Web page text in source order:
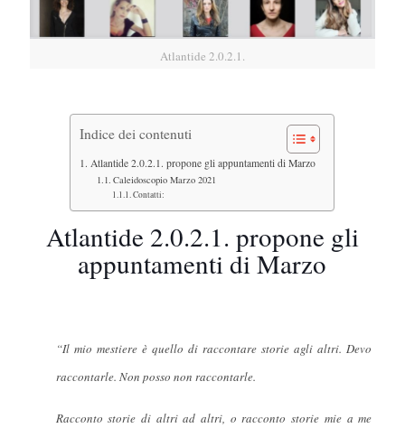
Atlantide 2.0.2.1.
Indice dei contenuti
Atlantide 2.0.2.1. propone gli appuntamenti di Marzo
Caleidoscopio Marzo 2021
Contatti:
Atlantide 2.0.2.1. propone gli
appuntamenti di Marzo
“Il mio mestiere è quello di raccontare storie agli altri. Devo
raccontarle. Non posso non raccontarle.
Racconto storie di altri ad altri, o racconto storie mie a me